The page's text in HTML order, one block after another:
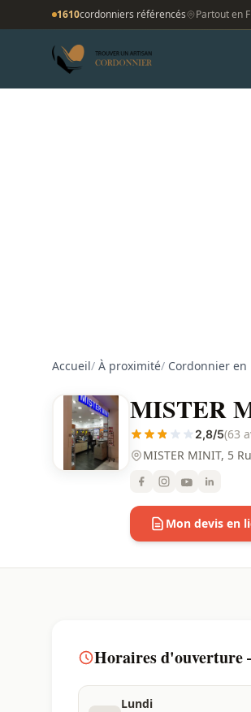
1610cordonniers référencés Partout en
Accueil/ À proximité/ Cordonnier en
MISTER
2,8/5(63
MISTER MINIT, 5
Mon devis en
Horaires d'ouverture
Lundi